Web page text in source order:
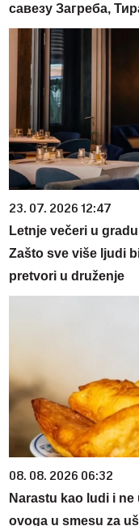
савезу Загреба,
23. 07. 2026 12:47
Letnje večeri u
Zašto sve više ljudi
pretvori u druženje
08. 08. 2026 06:32
Narastu kao ludi i
ovoga u smesu za